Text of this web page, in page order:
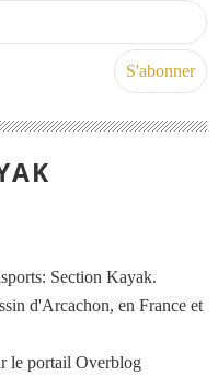
Section Kayak.
d'Arcachon, en France et
le portail Overblog